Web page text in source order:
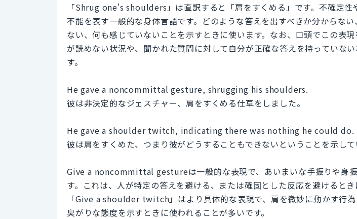
「Shrug one's shoulders」は直訳すると「肩をすくめる」です。不確定性
不能を表す一般的な身体言語です。どのような答えを出すべきか分からな
ない、何も感じていないことを示すときに使います。なお、口頭でこの表
が読めない状況や、聞かれた質問に対して自分が正確な答えを持っていな
す。
He gave a noncommittal gesture, shrugging his shoulders.
彼は非決定的なジェスチャー、肩をすくめる仕草をしました。
He gave a shoulder twitch, indicating there was nothing he could do.
彼は肩をすくめた、つまり彼がどうすることもできないということを示して
Give a noncommittal gestureは一般的な表現で、あいまいな手振りや身
す。これは、人が特定の答えを避ける、または確固とした反応を避けるとき
「Give a shoulder twitch」はより具体的な表現で、肩を微妙に動かす行
臭がりな態度を示すときに使われることが多いです。